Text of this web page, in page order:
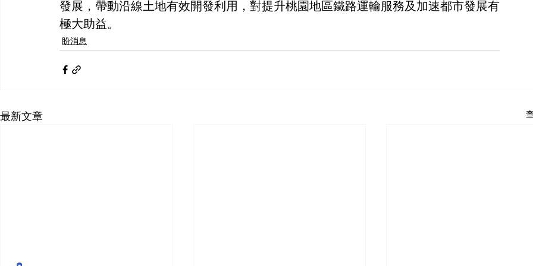
發展，帶動沿線土地有效開發利用，對提升桃園地區鐵路運輸服務及加速都市發展有
極大助益。
盼消息
最新文章